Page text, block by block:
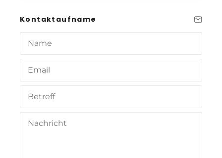
Kontaktaufname